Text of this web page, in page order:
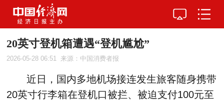
20英寸登机箱遭遇“登机尴尬”
2026-05-28 06:51 来源：中国消费者报
近日，国内多地机场接连发生旅客随身携带
20英寸行李箱在登机口被拦、被迫支付100元至